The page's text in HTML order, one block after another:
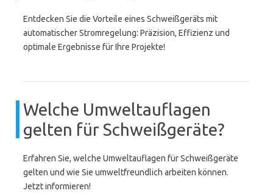
Entdecken Sie die Vorteile eines Schweißgeräts mit
automatischer Stromregelung: Präzision, Effizienz und
optimale Ergebnisse für Ihre Projekte!
Welche Umweltauflagen
gelten für Schweißgeräte?
Erfahren Sie, welche Umweltauflagen für Schweißgeräte
gelten und wie Sie umweltfreundlich arbeiten können.
Jetzt informieren!